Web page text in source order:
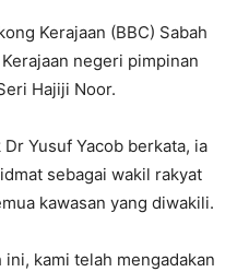
Kerajaan (BBC) Sabah
negeri pimpinan
Hajiji Noor.
Yusuf Yacob berkata, ia
sebagai wakil rakyat
kawasan yang diwakili.
ini, kami telah mengadakan